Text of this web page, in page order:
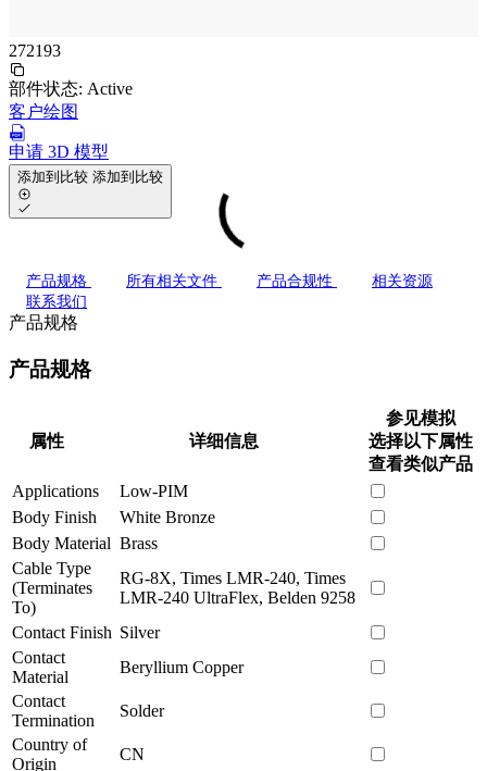
272193
部件状态: Active
客户绘图
申请 3D 模型
添加到比较 添加到比较
产品规格 所有相关文件 产品合规性
相关资源
联系我们
产品规格
产品规格
属性 详细信息
参见模拟
选择以下属性
查看类似产品
Applications
Low-PIM
Body Finish
White Bronze
Body Material Brass
Cable Type
(Terminates
To)
RG-8X, Times LMR-240, Times
LMR-240 UltraFlex, Belden 9258
Contact Finish Silver
Contact
Material
Beryllium Copper
Contact
Termination
Solder
Country of
Origin
CN